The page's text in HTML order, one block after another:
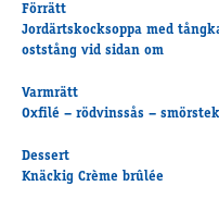
Förrätt
Jordärtskocksoppa med
oststång vid sidan om
Varmrätt
Oxfilé – rödvinssås –
Dessert
Knäckig Crème brûlée